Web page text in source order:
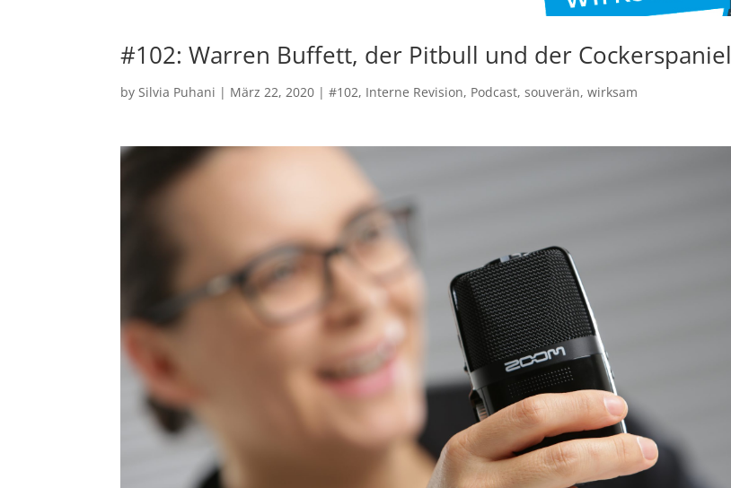
#102: Warren Buffett, der Pitbull und der Cockerspaniel
bySilvia Puhani | März 22, 2020 |#102, Interne Revision, Podcast,souverän,wirksam